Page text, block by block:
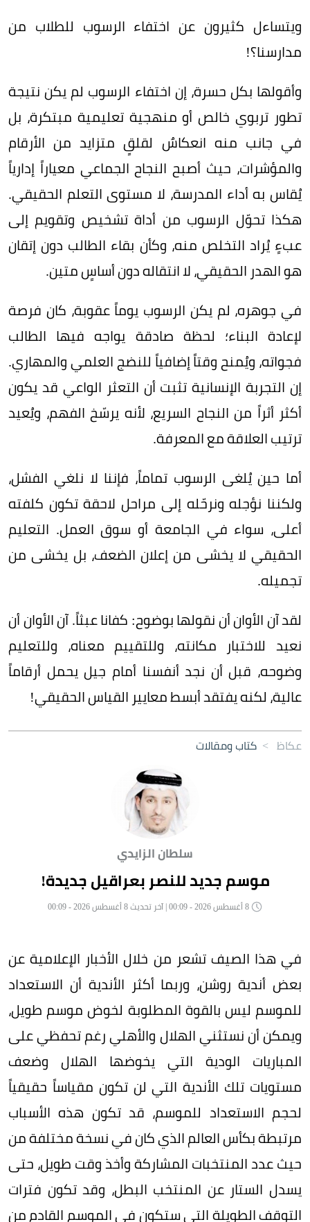
ويتساءل كثيرون عن اختفاء الرسوب للطلاب من
مدارسنا؟!
وأقولها بكل حسرة، إن اختفاء الرسوب لم يكن نتيجة
تطور تربوي خالص أو منهجية تعليمية مبتكرة، بل
في جانب منه انعكاسٌ لقلقٍ متزايد من الأرقام
والمؤشرات، حيث أصبح النجاح الجماعي معياراً إدارياً
يُقاس به أداء المدرسة، لا مستوى التعلم الحقيقي.
هكذا تحوّل الرسوب من أداة تشخيص وتقويم إلى
عبءٍ يُراد التخلص منه، وكأن بقاء الطالب دون إتقان
هو الهدر الحقيقي، لا انتقاله دون أساسٍ متين.
في جوهره، لم يكن الرسوب يوماً عقوبة، كان فرصة
لإعادة البناء؛ لحظة صادقة يواجه فيها الطالب
فجواته، ويُمنح وقتاً إضافياً للنضج العلمي والمهاري.
إن التجربة الإنسانية تثبت أن التعثر الواعي قد يكون
أكثر أثراً من النجاح السريع، لأنه يرسّخ الفهم، ويُعيد
ترتيب العلاقة مع المعرفة.
أما حين يُلغى الرسوب تماماً، فإننا لا نلغي الفشل،
ولكننا نؤجله ونرحّله إلى مراحل لاحقة تكون كلفته
أعلى، سواء في الجامعة أو سوق العمل. التعليم
الحقيقي لا يخشى من إعلان الضعف، بل يخشى من
تجميله.
لقد آن الأوان أن نقولها بوضوح: كفانا عبثاً. آن الأوان أن
نعيد للاختبار مكانته، وللتقييم معناه، وللتعليم
وضوحه، قبل أن نجد أنفسنا أمام جيل يحمل أرقاماً
عالية، لكنه يفتقد أبسط معايير القياس الحقيقي!
عكاظ > كتاب ومقالات
سلطان الزايدي
موسم جديد للنصر بعراقيل جديدة!
في هذا الصيف تشعر من خلال الأخبار الإعلامية عن
بعض أندية روشن، وربما أكثر الأندية أن الاستعداد
للموسم ليس بالقوة المطلوبة لخوض موسم طويل،
ويمكن أن نستثني الهلال والأهلي رغم تحفظي على
المباريات الودية التي يخوضها الهلال وضعف
مستويات تلك الأندية التي لن تكون مقياساً حقيقياً
لحجم الاستعداد للموسم، قد تكون هذه الأسباب
مرتبطة بكأس العالم الذي كان في نسخة مختلفة من
حيث عدد المنتخبات المشاركة وأخذ وقت طويل، حتى
يسدل الستار عن المنتخب البطل، وقد تكون فترات
التوقف الطويلة التي ستكون في الموسم القادم من